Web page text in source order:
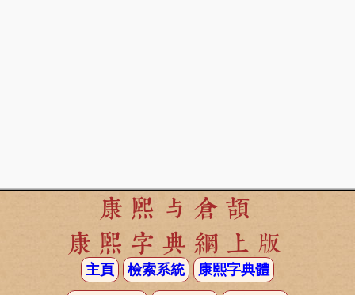
康熙与倉頡
康熙字典網上版
主頁 檢索系統 康熙字典體